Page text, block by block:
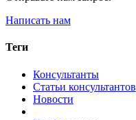
Написать нам
Теги
Консультанты
Статьи консультантов
Новости